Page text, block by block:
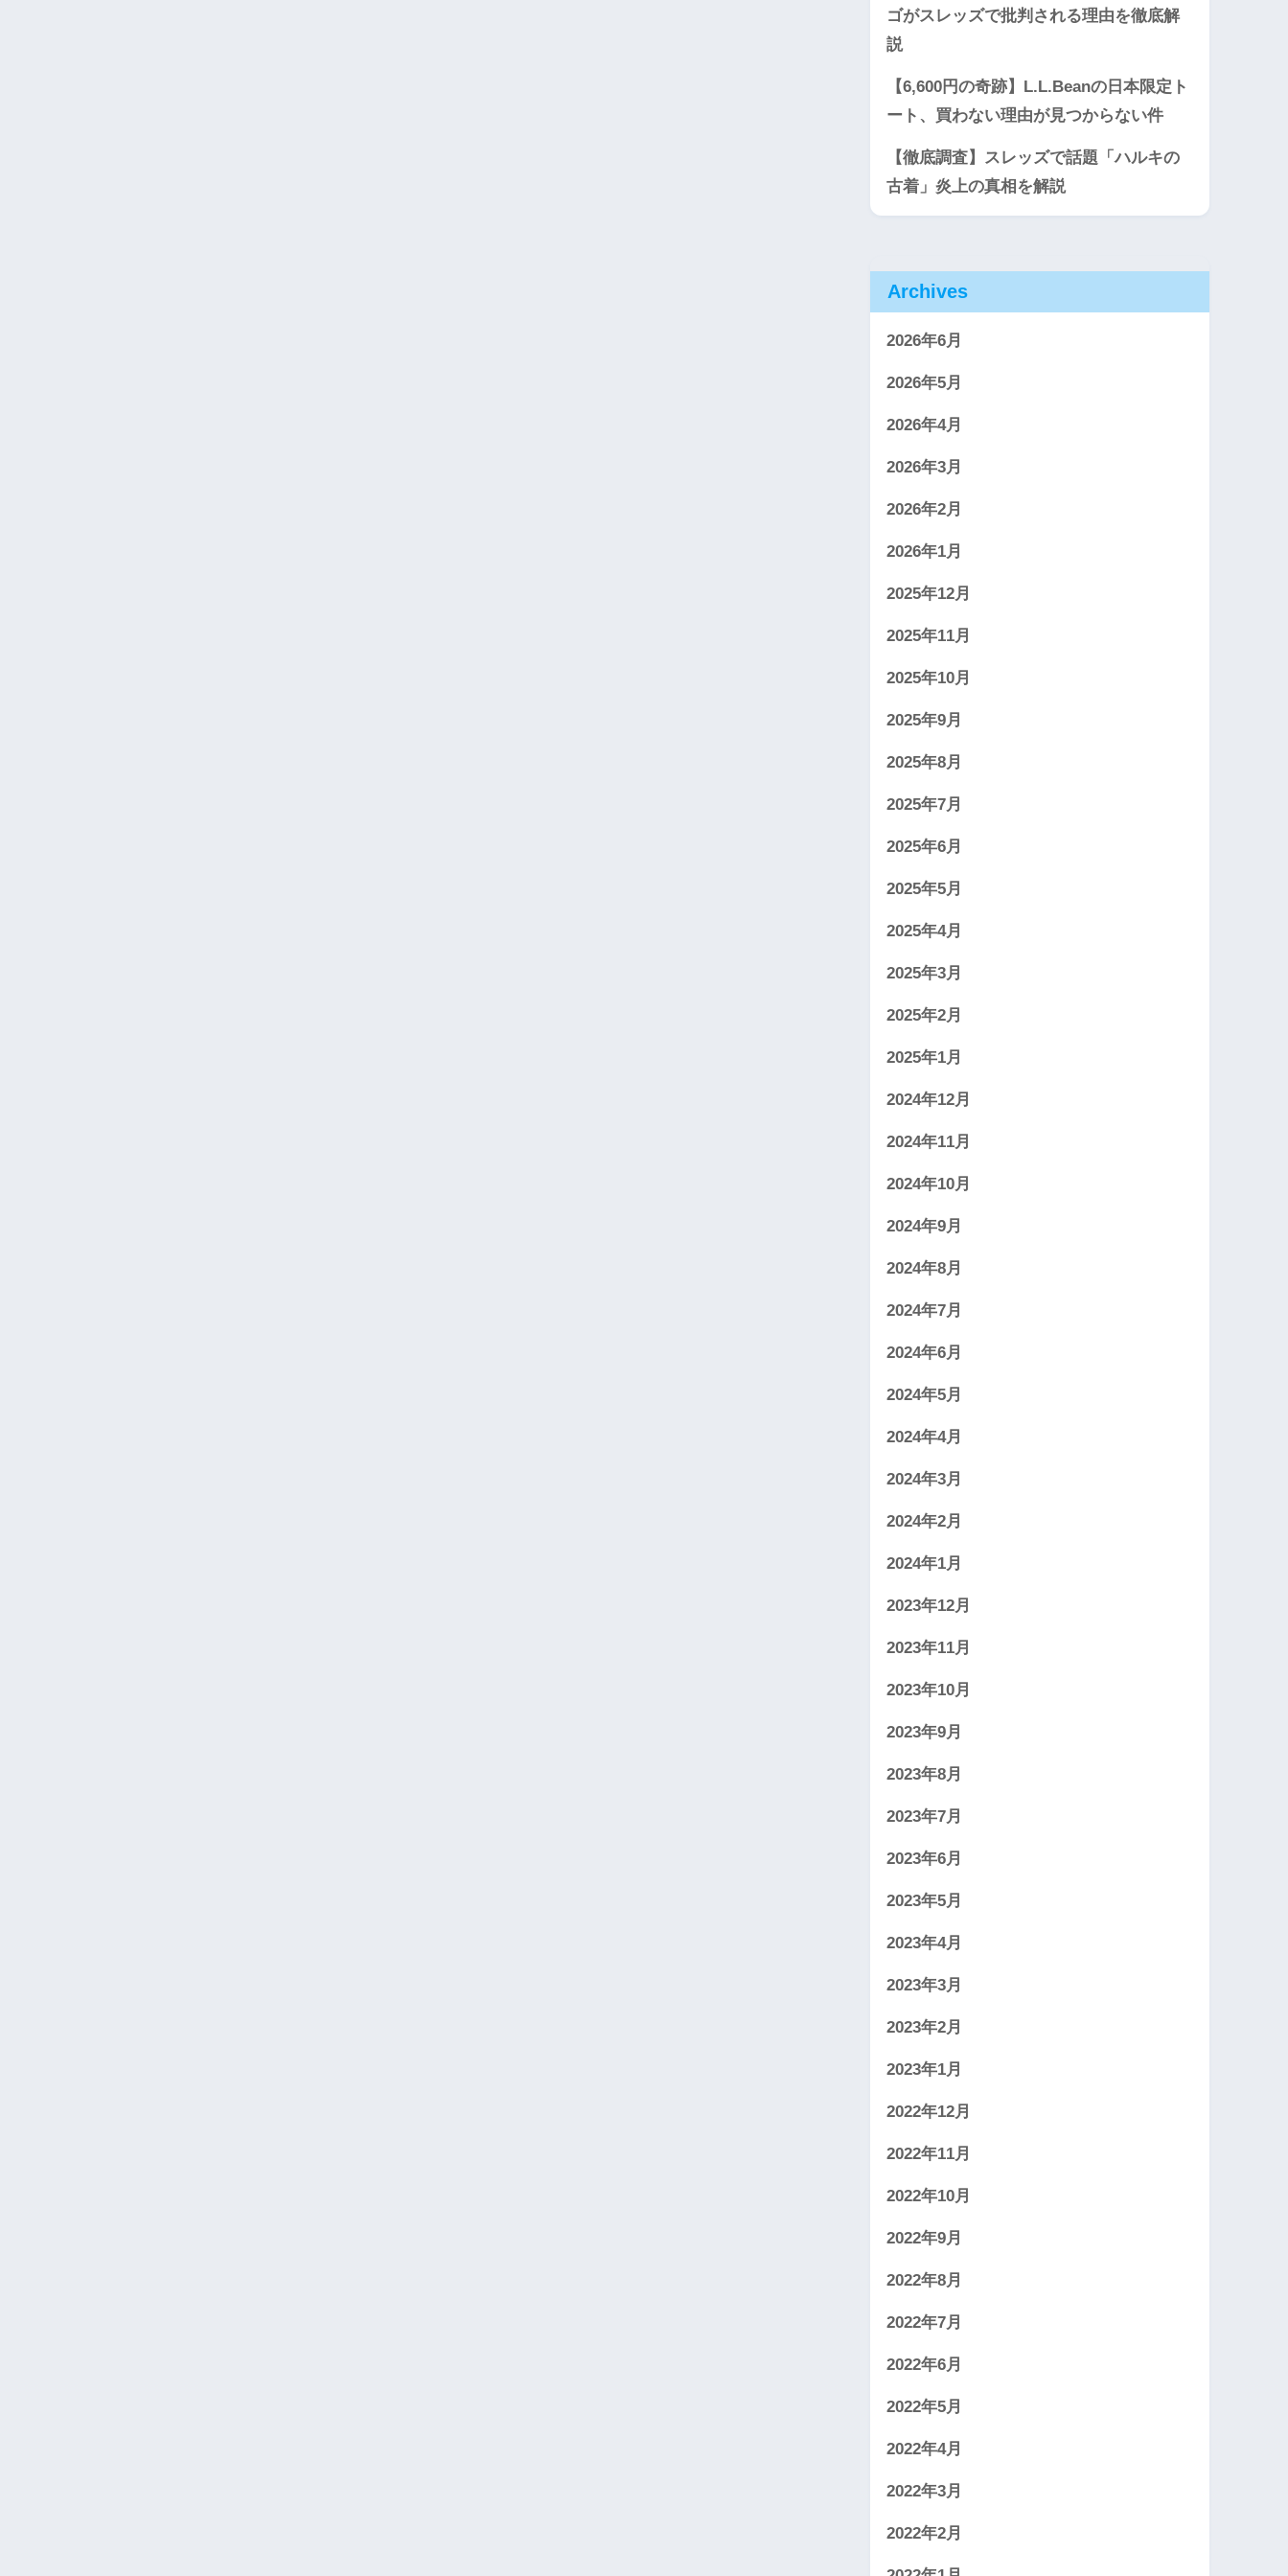
ゴがスレッズで批判される理由を徹底解
説
【6,600円の奇跡】L.L.Beanの日本限定ト
ート、買わない理由が見つからない件
【徹底調査】スレッズで話題「ハルキの
古着」炎上の真相を解説
Archives
2026年6月
2026年5月
2026年4月
2026年3月
2026年2月
2026年1月
2025年12月
2025年11月
2025年10月
2025年9月
2025年8月
2025年7月
2025年6月
2025年5月
2025年4月
2025年3月
2025年2月
2025年1月
2024年12月
2024年11月
2024年10月
2024年9月
2024年8月
2024年7月
2024年6月
2024年5月
2024年4月
2024年3月
2024年2月
2024年1月
2023年12月
2023年11月
2023年10月
2023年9月
2023年8月
2023年7月
2023年6月
2023年5月
2023年4月
2023年3月
2023年2月
2023年1月
2022年12月
2022年11月
2022年10月
2022年9月
2022年8月
2022年7月
2022年6月
2022年5月
2022年4月
2022年3月
2022年2月